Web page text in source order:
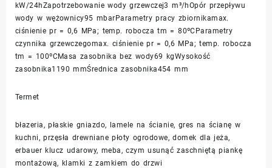
kW/24hZapotrzebowanie wody grzewczej3 m³/hOpór przepływu
wody w wężownicy95 mbarParametry pracy zbiornikamax.
ciśnienie pr = 0,6 MPa; temp. robocza tm = 80ºCParametry
czynnika grzewczegomax. ciśnienie pr = 0,6 MPa; temp. robocza
tm = 100ºCMasa zasobnika bez wody69 kgWysokość
zasobnika1190 mmŚrednica zasobnika454 mm
Termet
błazeria, płaskie gniazdo, lamele na ścianie, gres na ścianę w
kuchni, przęsła drewniane płoty ogrodowe, domek dla jeża,
erbauer klucz udarowy, meba, czym usunąć zaschniętą piankę
montażową, klamki z zamkiem do drzwi